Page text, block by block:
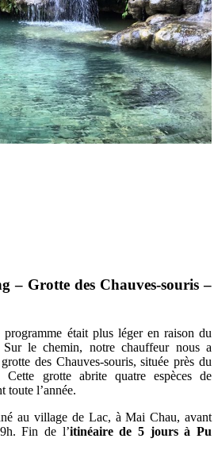
– Grotte des Chauves-souris –
était plus léger en raison du
le chemin, notre chauffeur nous a
des Chauves-souris, située près du
grotte abrite quatre espèces de
toute l’année.
au village de Lac, à Mai Chau, avant
Fin de l’itinéaire de 5 jours à Pu